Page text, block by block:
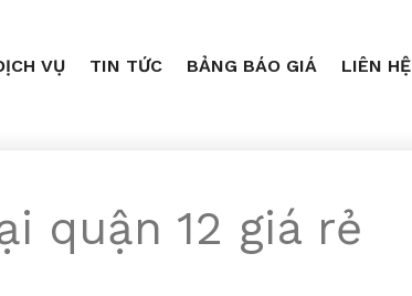
VỤ TIN TỨC BẢNG BÁO GIÁ LIÊN HỆ
quận 12 giá rẻ